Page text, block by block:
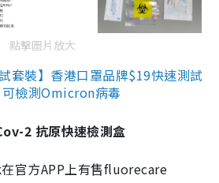
點擊圖片放大
套裝】香港口罩品牌$19快速測試
檢測Omicron病毒
2 抗原快速檢測盒
官方APP上有售fluorecare